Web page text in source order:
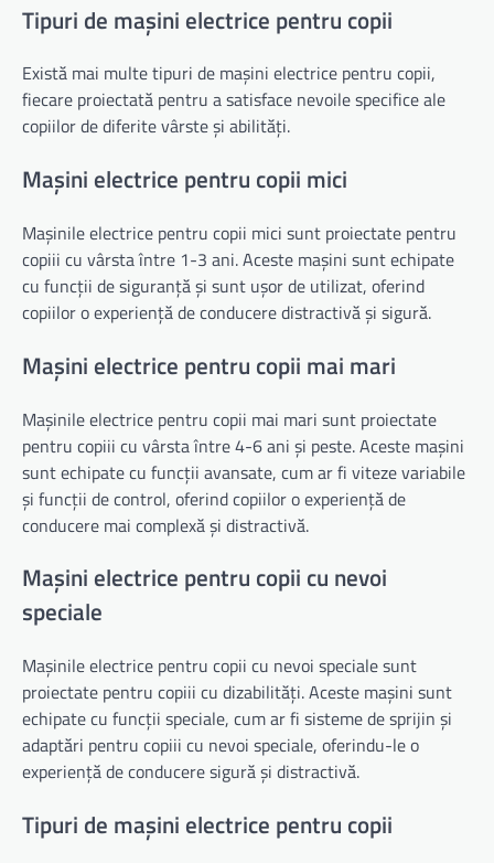
Tipuri de mașini electrice pentru copii
Există mai multe tipuri de mașini electrice pentru copii,
fiecare proiectată pentru a satisface nevoile specifice ale
copiilor de diferite vârste și abilități.
Mașini electrice pentru copii mici
Mașinile electrice pentru copii mici sunt proiectate pentru
copiii cu vârsta între 1-3 ani. Aceste mașini sunt echipate
cu funcții de siguranță și sunt ușor de utilizat, oferind
copiilor o experiență de conducere distractivă și sigură.
Mașini electrice pentru copii mai mari
Mașinile electrice pentru copii mai mari sunt proiectate
pentru copiii cu vârsta între 4-6 ani și peste. Aceste mașini
sunt echipate cu funcții avansate, cum ar fi viteze variabile
și funcții de control, oferind copiilor o experiență de
conducere mai complexă și distractivă.
Mașini electrice pentru copii cu nevoi
speciale
Mașinile electrice pentru copii cu nevoi speciale sunt
proiectate pentru copiii cu dizabilități. Aceste mașini sunt
echipate cu funcții speciale, cum ar fi sisteme de sprijin și
adaptări pentru copiii cu nevoi speciale, oferindu-le o
experiență de conducere sigură și distractivă.
Tipuri de mașini electrice pentru copii